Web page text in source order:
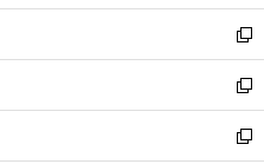
開
く
ウ
で
開
く
ン
ド
ウ
で
開
く
ウ
ィ
ン
ド
ウ
で
し
い
ウ
ィ
ン
ド
新
し
い
ウ
ィ
新
し
い
新